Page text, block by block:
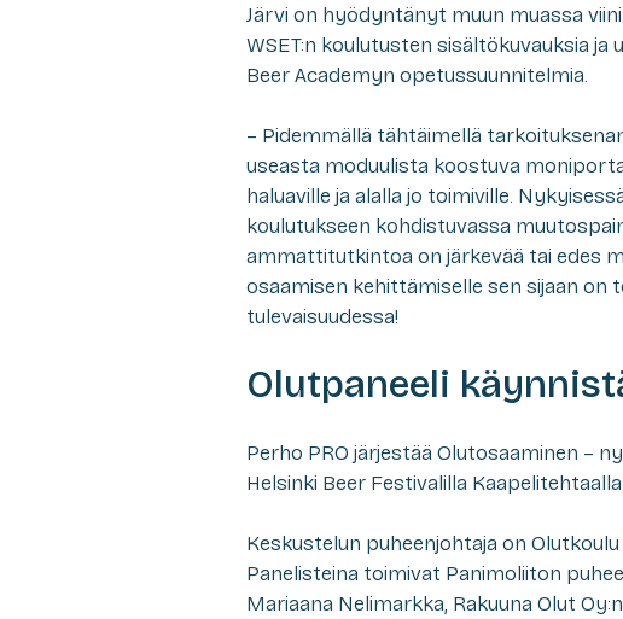
Järvi on hyödyntänyt muun muassa
WSET:n koulutusten sisältökuvauksia
Beer Academyn opetussuunnitelmia.
– Pidemmällä tähtäimellä
useasta moduulista koostuva
haluaville ja alalla jo toimiville.
koulutukseen kohdistuvassa
ammattitutkintoa on järkevää tai edes
osaamisen kehittämiselle sen sijaan
tulevaisuudessa!
Olutpaneeli
Perho PRO järjestää Olutosaaminen –
Helsinki Beer Festivalilla
Keskustelun puheenjohtaja on
Panelisteina toimivat Panimoliiton
Mariaana Nelimarkka, Rakuuna Olut